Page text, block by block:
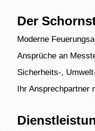
Der
Moderne
Ansprüche an
Sicherheits-,
Ihr Ansprechpartner